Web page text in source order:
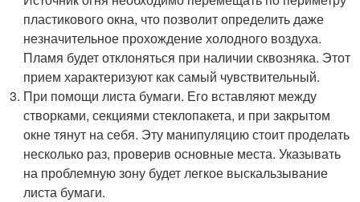
пластикового окна, что позволит определить даже
незначительное прохождение холодного воздуха.
Пламя будет отклоняться при наличии сквозняка. Этот
прием характеризуют как самый чувствительный.
При помощи листа бумаги. Его вставляют между
створками, секциями стеклопакета, и при закрытом
окне тянут на себя. Эту манипуляцию стоит проделать
несколько раз, проверив основные места. Указывать
на проблемную зону будет легкое выскальзывание
листа бумаги.